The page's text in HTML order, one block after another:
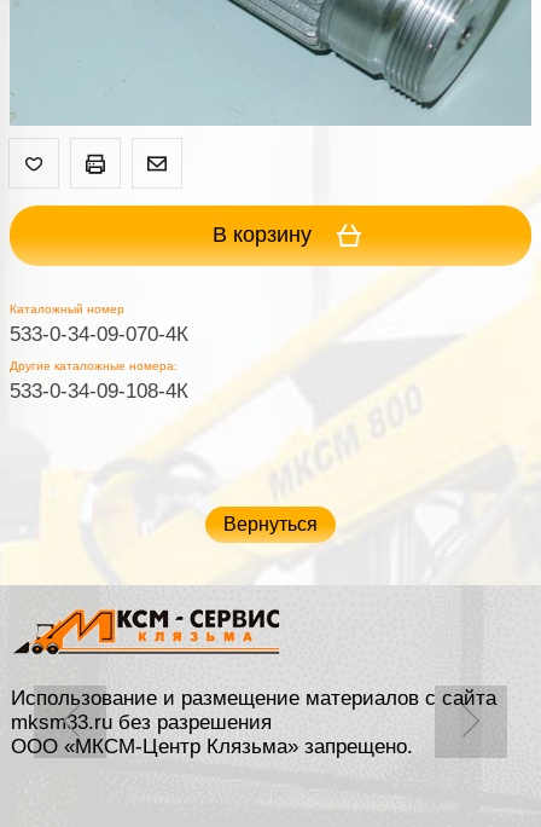
В корзину
Каталожный номер
533-0-34-09-070-4К
Другие каталожные номера:
533-0-34-09-108-4К
Вернуться
Использование и размещение материалов с сайта
mksm33.ru без разрешения
ООО «МКСМ-Центр Клязьма» запрещено.